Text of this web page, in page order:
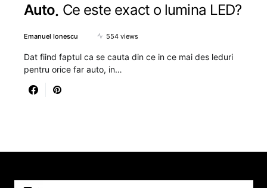
Auto Ce este exact o lumina LED?
Emanuel Ionescu 554 views
Dat fiind faptul ca se cauta din ce in ce mai des leduri
pentru orice far auto, in…